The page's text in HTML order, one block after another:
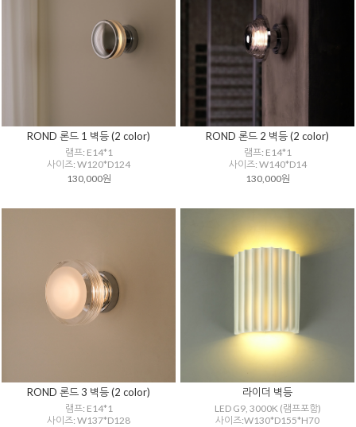
ROND 론드 1 벽등 (2 color)
램프: E14*1
사이즈: W120*D124
130,000원
ROND 론드 2 벽등 (2 color)
램프: E14*1
사이즈: W140*D14
130,000원
ROND 론드 3 벽등 (2 color)
램프: E14*1
사이즈: W137*D128
라이더 벽등
LED G9, 3000K (램프포함)
사이즈:W130*D155*H70